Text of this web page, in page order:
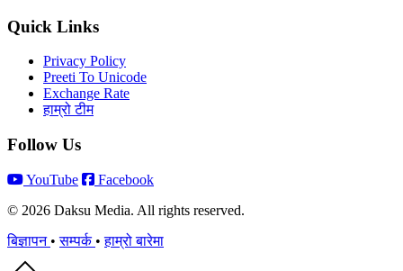
Quick Links
Privacy Policy
Preeti To Unicode
Exchange Rate
हाम्रो टीम
Follow Us
YouTube
Facebook
© 2026 Daksu Media. All rights reserved.
बिज्ञापन • सम्पर्क • हाम्रो बारेमा